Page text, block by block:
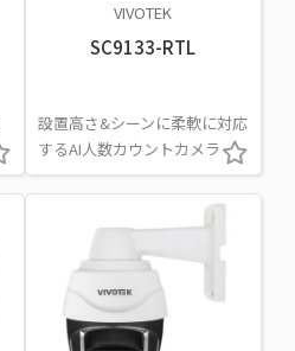
VIVOTEK
SC9133-RTL
設置高さ&シーンに柔軟に対応
するAI人数カウントカメラ